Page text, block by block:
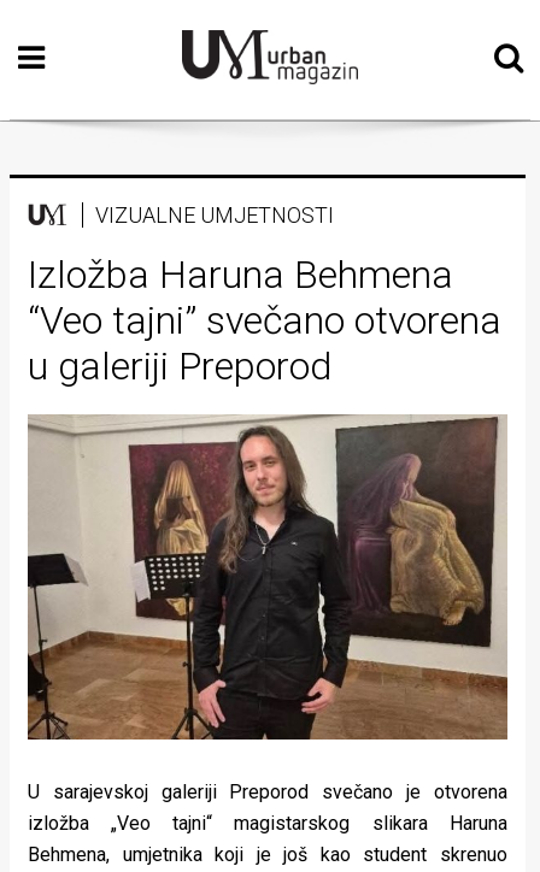
Početna
Vizualne
Teatar
Književnost
Muzika
Film
Intervju
Kolumne
Lifestyle
Fashion
Zdravlje
stolom
Život
VIZUALNE UMJETNOSTI
Izložba Haruna Behmena
“Veo tajni” svečano otvorena
u galeriji Preporod
U sarajevskoj galeriji Preporod svečano je otvorena
izložba „Veo tajni“ magistarskog slikara Haruna
Behmena, umjetnika koji je još kao student skrenuo